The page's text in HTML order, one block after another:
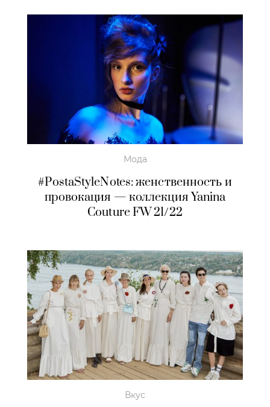
Мода
#PostaStyleNotes: женственность и
провокация — коллекция Yanina
Couture FW 21/22
Вкус